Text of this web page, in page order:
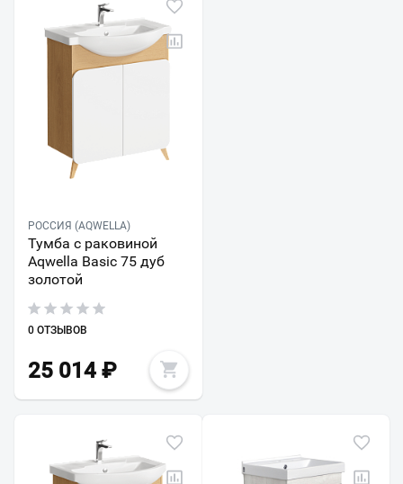
РОССИЯ (AQWELLA)
Тумба с раковиной
Aqwella Basic 75 дуб
золотой
0 ОТЗЫВОВ
25 014 ₽